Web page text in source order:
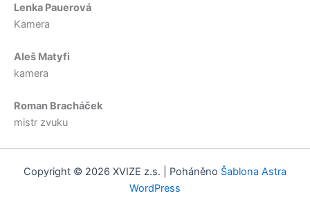
Lenka Pauerová
Kamera
Aleš Matyfi
kamera
Roman Bracháček
mistr zvuku
Copyright © 2026 XVIZE z.s. | Poháněno Šablona Astra
WordPress